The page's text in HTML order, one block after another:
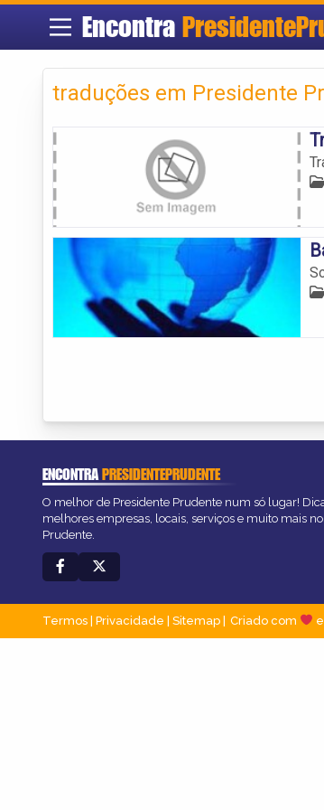
Encontra
traduções em Presidente
ENCONTRAPRESIDENTEPRUDENTE
O melhor de Presidente Prudente num só lugar!
melhores empresas, locais, serviços e muito mais
Prudente.
Termos | Privacidade | Sitemap Criado com e